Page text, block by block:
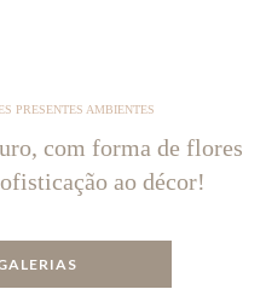
PRESENTES AMBIENTES
com forma de flores
ao décor!